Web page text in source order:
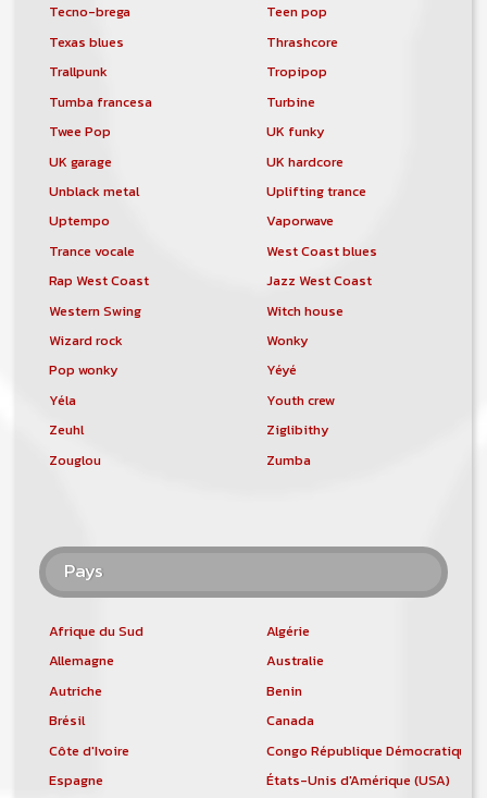
Tecno-brega
Teen pop
Texas blues
Thrashcore
Trallpunk
Tropipop
Tumba francesa
Turbine
Twee Pop
UK funky
UK garage
UK hardcore
Unblack metal
Uplifting trance
Uptempo
Vaporwave
Trance vocale
West Coast blues
Rap West Coast
Jazz West Coast
Western Swing
Witch house
Wizard rock
Wonky
Pop wonky
Yéyé
Yéla
Youth crew
Zeuhl
Ziglibithy
Zouglou
Zumba
Pays
Afrique du Sud
Algérie
Allemagne
Australie
Autriche
Benin
Brésil
Canada
Côte d'Ivoire
Congo République Démocratique
Espagne
États-Unis d'Amérique (USA)